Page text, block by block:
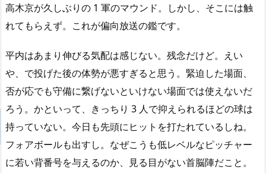
高木京が久しぶりの 1 軍のマウンド。しかし、そこには触
れてもらえず。これが偏向放送の鑑です。
平内はあまり伸びる気配は感じない。残念だけど。えい
や、で投げた後の体勢が悪すぎると思う。緊迫した場面、
否が応でも守備に繋げないといけない場面では使えないだ
ろう。かといって、きっちり 3 人で抑えられるほどの球は
持っていない。今日も先頭にヒットを打たれているしね。
フォアボールも出すし。なぜこうも低レベルなピッチャー
に若い背番号を与えるのか、見る目がない首脳陣だこと。